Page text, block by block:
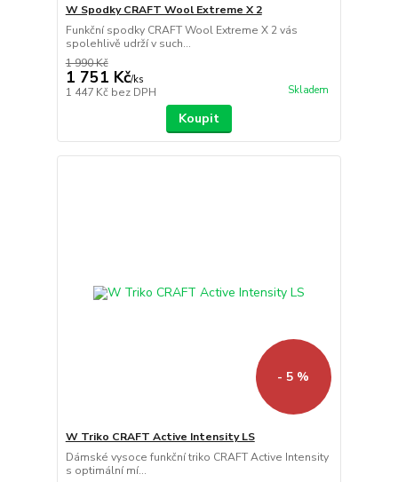
W Spodky CRAFT Wool Extreme X 2
Funkční spodky CRAFT Wool Extreme X 2 vás
spolehlivě udrží v such...
1 990 Kč
1 751 Kč/ks
1 447 Kč bez DPH Skladem
Koupit
- 5 %
W Triko CRAFT Active Intensity LS
Dámské vysoce funkční triko CRAFT Active Intensity
s optimální mí...